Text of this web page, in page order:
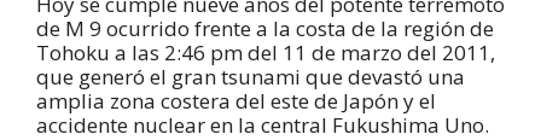
de M 9 ocurrido frente a la costa de la región de
Tohoku a las 2:46 pm del 11 de marzo del 2011,
que generó el gran tsunami que devastó una
amplia zona costera del este de Japón y el
accidente nuclear en la central Fukushima Uno.